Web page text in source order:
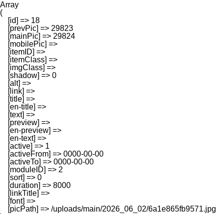
Array
(
    [id] => 18
    [prevPic] => 29823
    [mainPic] => 29824
    [mobilePic] =>
    [itemID] =>
    [itemClass] =>
    [imgClass] =>
    [shadow] => 0
    [alt] =>
    [link] =>
    [title] =>
    [en-title] =>
    [text] =>
    [preview] =>
    [en-preview] =>
    [en-text] =>
    [active] => 1
    [activeFrom] => 0000-00-00
    [activeTo] => 0000-00-00
    [moduleID] => 2
    [sort] => 0
    [duration] => 8000
    [linkTitle] =>
    [font] =>
    [picPath] => /uploads/main/2026_06_02/6a1e865fb9571.jpg